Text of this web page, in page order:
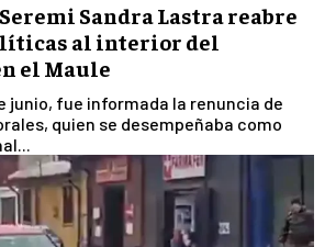
Sandra Lastra reabre
al interior del
el Maule
junio, fue informada la renuncia de
quien se desempeñaba como